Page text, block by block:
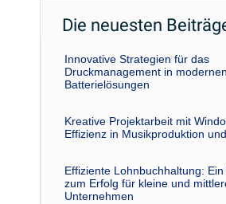
Die neuesten
Innovative Strategien für das
Druckmanagement in modernen
Batterielösungen
Kreative Projektarbeit mit
Effizienz in Musikproduktion
Effiziente Lohnbuchhaltung:
zum Erfolg für kleine und
Unternehmen